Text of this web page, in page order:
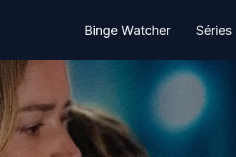
Binge Watcher Séries